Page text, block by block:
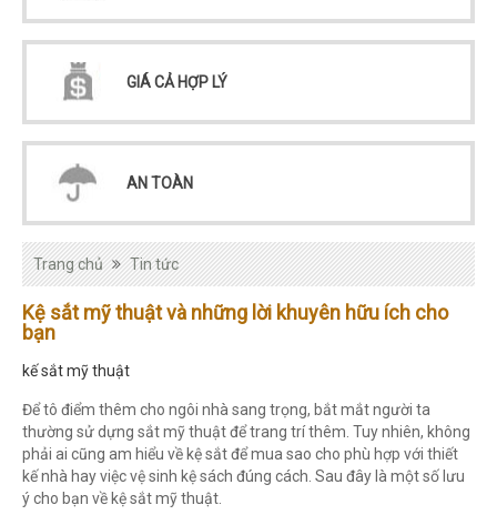
GIÁ CẢ HỢP LÝ
AN TOÀN
Trang chủ Tin tức
Kệ sắt mỹ thuật và những lời khuyên hữu ích cho
bạn
kế sắt mỹ thuật
Để tô điểm thêm cho ngôi nhà sang trọng, bắt mắt người ta
thường sử dựng sắt mỹ thuật để trang trí thêm. Tuy nhiên, không
phải ai cũng am hiểu về kệ sắt để mua sao cho phù hợp với thiết
kế nhà hay việc vệ sinh kệ sách đúng cách. Sau đây là một số lưu
ý cho bạn về kệ sắt mỹ thuật.